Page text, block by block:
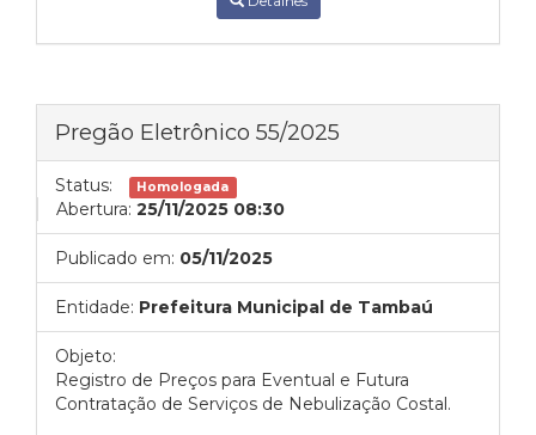
Pregão Eletrônico 55/2025
Status: Homologada
Abertura: 25/11/2025 08:30
Publicado em: 05/11/2025
Entidade: Prefeitura Municipal de Tambaú
Objeto:
Registro de Preços para Eventual e Futura
Contratação de Serviços de Nebulização Costal.